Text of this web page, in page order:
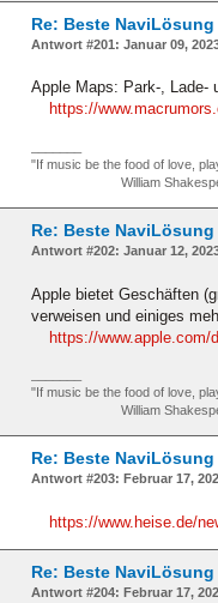
Re: Beste
Antwort #201: Januar 09,
Apple Maps: Park-, Lade-
https://
"If music be the food of love,
William
Re: Beste
Antwort #202: Januar 12,
Apple bietet Geschäften
verweisen und einiges
https://www.apple.com/
"If music be the food of love,
William
Re: Beste
Antwort #203: Februar 17,
https://www.heise.de/
Re: Beste
Antwort #204: Februar 17,